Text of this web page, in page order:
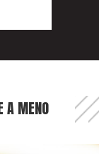
A MENO